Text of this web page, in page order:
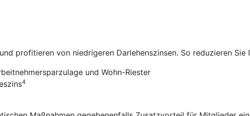
profitieren von niedrigeren Darlehenszinsen. So reduzieren Sie
und Wohn-Riester
4